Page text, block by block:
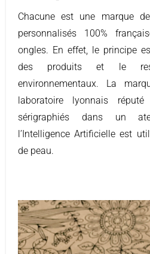
Chacune est une marque de cosmétiques naturels
personnalisés 100%
ongles. En effet, le principe
des produits et le
environnementaux. La
laboratoire lyonnais
sérigraphiés dans un
l’Intelligence Artificielle est
de peau.